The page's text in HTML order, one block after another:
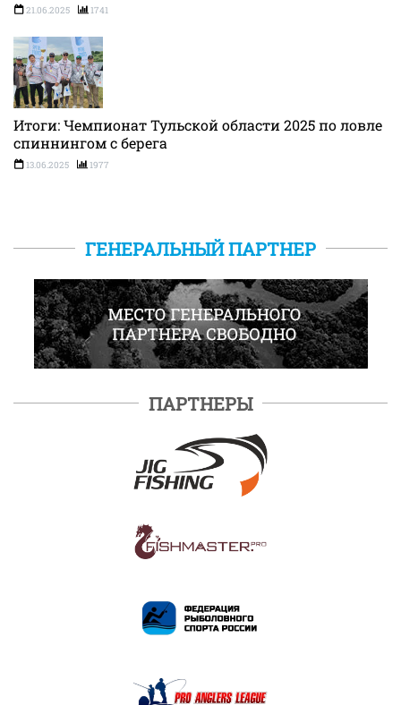
21.06.2025 1741
Итоги: Чемпионат Тульской области 2025 по ловле
спиннингом с берега
13.06.2025 1977
ГЕНЕРАЛЬНЫЙ ПАРТНЕР
ПАРТНЕРЫ
ПОДРОБНЕЕ
ПОДРОБНЕЕ
ПОДРОБНЕЕ
ПОДРОБНЕЕ